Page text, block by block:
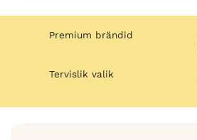
Premium brändid
Tervislik valik